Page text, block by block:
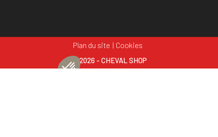
Plan du site Cookies
© 2026 - CHEVAL SHOP